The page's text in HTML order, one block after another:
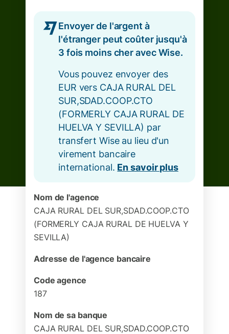
Envoyer de l'argent à
l'étranger peut coûter jusqu'à
3 fois moins cher avec Wise.
Vous pouvez envoyer des
EUR vers CAJA RURAL DEL
SUR,SDAD.COOP.CTO
(FORMERLY CAJA RURAL DE
HUELVA Y SEVILLA) par
transfert Wise au lieu d'un
virement bancaire
international. En savoir plus
Nom de l'agence
CAJA RURAL DEL SUR,SDAD.COOP.CTO
(FORMERLY CAJA RURAL DE HUELVA Y
SEVILLA)
Adresse de l'agence bancaire
Code agence
187
Nom de sa banque
CAJA RURAL DEL SUR,SDAD.COOP.CTO